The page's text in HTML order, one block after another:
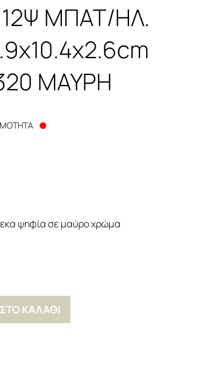
12Ψ ΜΠΑΤ/ΗΛ.
ΜΑΥΡΗ
ψηφία σε μαύρο χρώμα
ΚΑΛΑΘΙ